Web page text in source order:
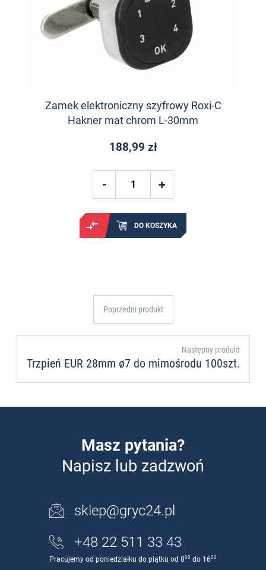
Zamek elektroniczny szyfrowy Roxi-C
Hakner mat chrom L-30mm
188,99 zł
DO KOSZYKA
Poprzedni produkt
Następny produkt
Trzpień EUR 28mm ø7 do mimośrodu 100szt.
Masz pytania?
Napisz lub zadzwoń
sklep@gryc24.pl
+48 22 511 33 43
Pracujemy od poniedziałku do piątku od 800 do 1600